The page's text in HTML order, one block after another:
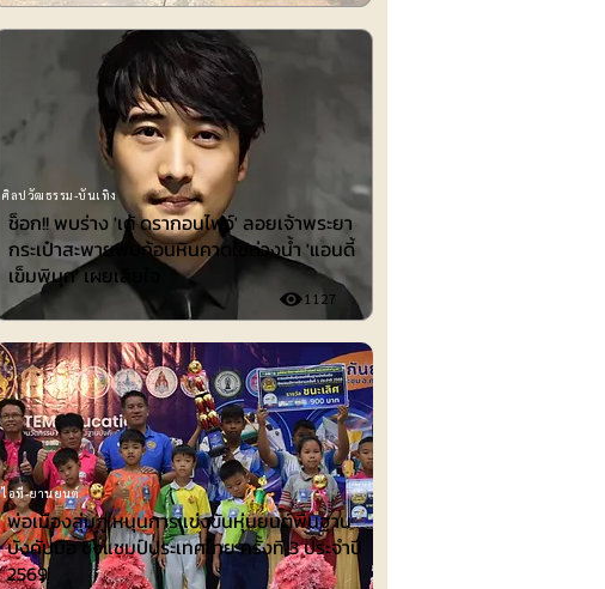
ช็อก!! พบร่าง 'เต้ ดรากอนไฟว์' ลอยเจ้าพระยา
กระเป๋าสะพายพบก้อนหินคาดใช้ถ่วงน้ำ 'แอนดี้
เข็มพิมุก' เผยเสียใจ
1127
ศิลปวัฒธรรม-บันเทิง
ไอที-ยานยนต์
พ่อเมืองลุ่มภู หนุนการแข่งขันหุ่นยนต์พื้นฐาน
บังคับมือ ชิงแชมป์ประเทศไทย ครั้งที่ 3 ประจำปี
2569